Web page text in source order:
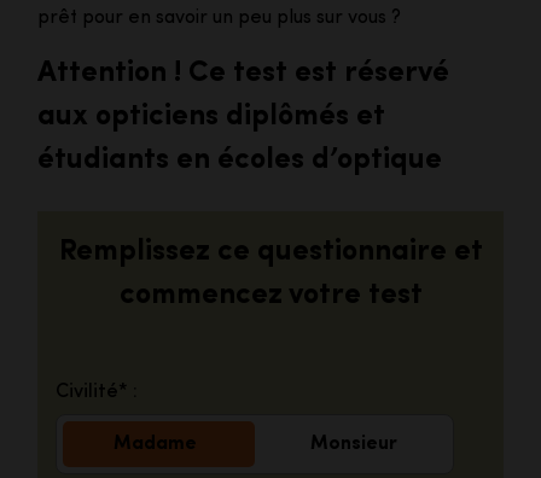
prêt pour en savoir un peu plus sur vous ?
Attention ! Ce test est réservé
aux opticiens diplômés et
étudiants en écoles d’optique
Remplissez ce questionnaire et
commencez votre test
Civilité* :
Madame Monsieur